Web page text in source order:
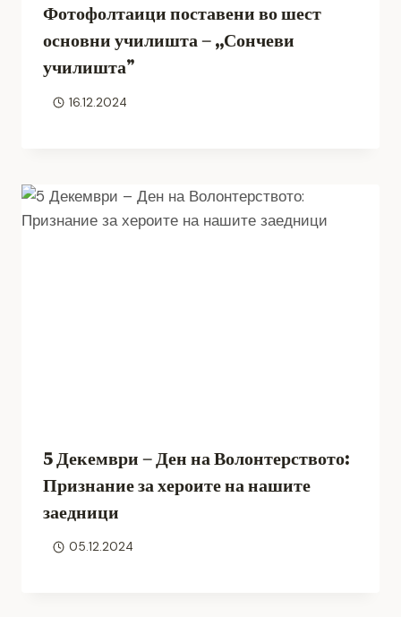
Фотофолтаици поставени во шест
основни училишта – ,,Сончеви
училишта”
16.12.2024
5 Декември – Ден на Волонтерството:
Признание за хероите на нашите
заедници
05.12.2024